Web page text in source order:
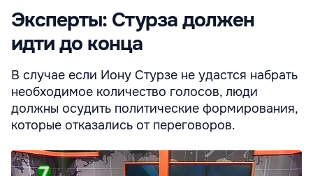
Эксперты: Стурза должен
идти до конца
В случае если Иону Стурзе не удастся набрать
необходимое количество голосов, люди
должны осудить политические формирования,
которые отказались от переговоров.